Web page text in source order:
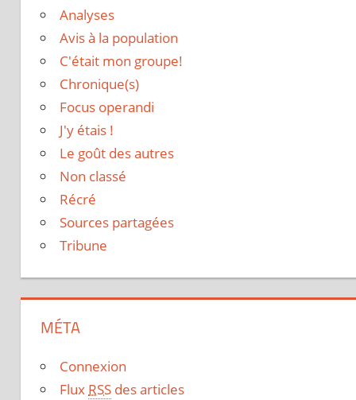
Analyses
Avis à la population
C'était mon groupe!
Chronique(s)
Focus operandi
J'y étais !
Le goût des autres
Non classé
Récré
Sources partagées
Tribune
MÉTA
Connexion
Flux RSS des articles